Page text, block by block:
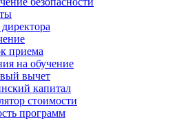
приема
на обучение
вычет
капитал
стоимости
программ